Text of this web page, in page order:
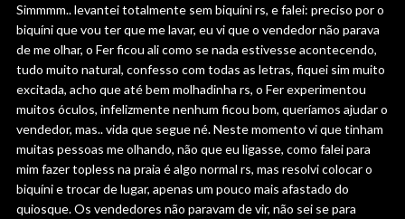
Simmmm.. levantei totalmente sem biquíni rs, e falei: preciso por o
biquíni que vou ter que me lavar, eu vi que o vendedor não parava
de me olhar, o Fer ficou ali como se nada estivesse acontecendo,
tudo muito natural, confesso com todas as letras, fiquei sim muito
excitada, acho que até bem molhadinha rs, o Fer experimentou
muitos óculos, infelizmente nenhum ficou bom, queríamos ajudar o
vendedor, mas.. vida que segue né. Neste momento vi que tinham
muitas pessoas me olhando, não que eu ligasse, como falei para
mim fazer topless na praia é algo normal rs, mas resolvi colocar o
biquíni e trocar de lugar, apenas um pouco mais afastado do
quiosque. Os vendedores não paravam de vir, não sei se para